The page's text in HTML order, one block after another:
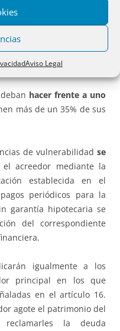
Aviso Legal
de una posible
a efectos de calcular si
la carga hipotecaria o la
ingresos.
hacer frente a uno
más de un 35% de sus
de vulnerabilidad se
acreedor mediante la
establecida en el
periódicos para la
garantía hipotecaria se
del correspondiente
igualmente a los
principal en los que
en el artículo 16.
agote el patrimonio del
la deuda